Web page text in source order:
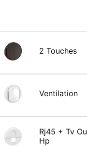
2 Touches
Ventilation
Rj45 + Tv Ou
Hp